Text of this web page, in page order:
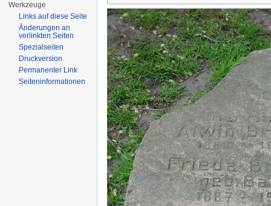
Werkzeuge
Links auf diese Seite
Änderungen an
verlinkten Seiten
Spezialseiten
Druckversion
Permanenter Link
Seiten­informationen